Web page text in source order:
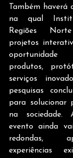
Também haverá
na qual
Regiões
projetos
produtos,
serviços
pesquisas
para solucionar
na sociedade.
evento ainda
redondas,
experiências